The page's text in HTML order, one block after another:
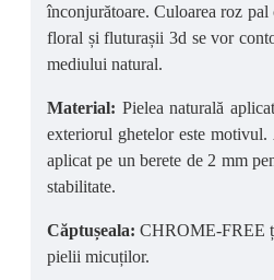
înconjurătoare. Culoarea roz
floral și fluturașii 3d se vor
mediului natural.
Material: Pielea naturală
exteriorul ghetelor este motivul.
aplicat pe un berete de 2 mm
stabilitate.
Căptușeala: CHROME-FREE
pielii micuților.